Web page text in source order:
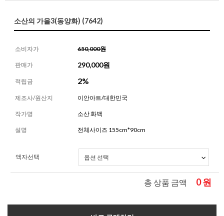
소산의 가을3(동양화) (7642)
소비자가 650,000원
판매가 290,000원
적립금 2%
제조사/원산지 이안아트/대한민국
작가명 소산 화백
설명 전체사이즈 155cm*90cm
액자선택
총 상품 금액 0원